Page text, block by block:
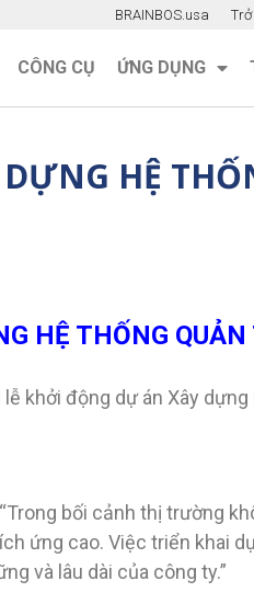
BRAINBOS.usa
CÔNG CỤ ỨNG DỤNG
HỆ
HỆ THỐNG
khởi động dự án Xây
bối cảnh thị trường
ứng cao. Việc triển khai
và lâu dài của công ty.”